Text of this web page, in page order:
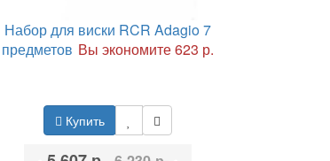
Набор для виски RCR Adagio 7
предметов Вы экономите 623 р.
Купить